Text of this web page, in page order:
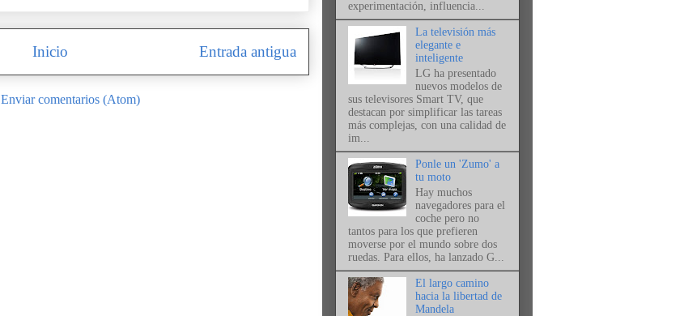
Entrada antigua
Inicio
Enviar comentarios (Atom)
experimentación, influencia...
La televisión más
elegante e
inteligente
LG ha presentado
nuevos modelos de
sus televisores Smart TV, que
destacan por simplificar las tareas
más complejas, con una calidad de
im...
Ponle un 'Zumo' a
tu moto
Hay muchos
navegadores para el
coche pero no
tantos para los que prefieren
moverse por el mundo sobre dos
ruedas. Para ellos, ha lanzado G...
El largo camino
hacia la libertad de
Mandela